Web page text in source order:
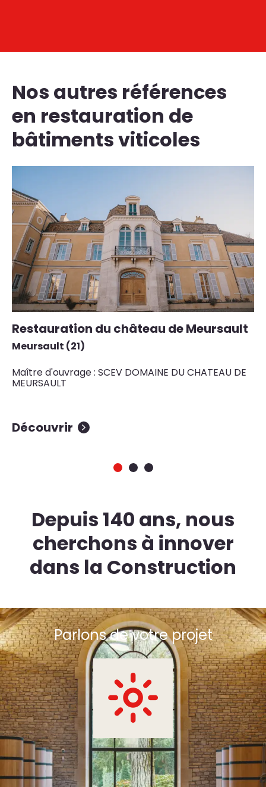
Nos autres références
en restauration de
bâtiments viticoles
Restauration du château de Meursault
Meursault (21)
Maître d'ouvrage : SCEV DOMAINE DU CHATEAU DE
MEURSAULT
Découvrir
Depuis 140 ans, nous
cherchons à innover
dans la Construction
Parlons de votre projet